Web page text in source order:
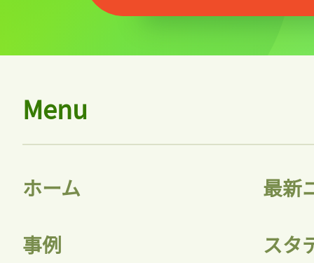
Menu
ホーム 最新
事例 スタ